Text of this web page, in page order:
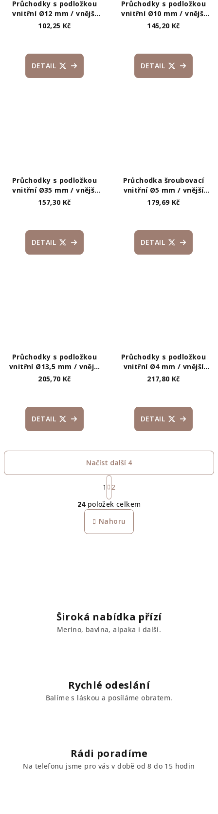
Průchodky s podložkou
vnitřní Ø12 mm / vnější
Ø24 mm
102,25 Kč
DETAIL
Průchodky s podložkou
vnitřní Ø10 mm / vnější
Ø16 mm
145,20 Kč
DETAIL
Průchodky s podložkou
vnitřní Ø35 mm / vnější
Ø48 mm
157,30 Kč
DETAIL
Průchodka šroubovací
vnitřní Ø5 mm / vnější
Ø11 mm
179,69 Kč
DETAIL
Průchodky s podložkou
vnitřní Ø13,5 mm / vnější
Ø23 mm lesklé
205,70 Kč
DETAIL
Průchodky s podložkou
vnitřní Ø4 mm / vnější
Ø7,5 mm na silnější látky
217,80 Kč
DETAIL
O
v
l
k
y
s
u
Načíst další 4
S
t
r
á
n
k
o
1
2
24položek celkem
Nahoru
Široká nabídka přízí
Merino, bavlna, alpaka i další.
Rychlé odeslání
Balíme s láskou a posíláme obratem.
Rádi poradíme
Na telefonu jsme pro vás v době od 8 do 15 hodin